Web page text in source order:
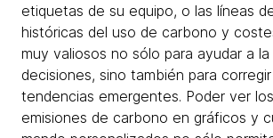
etiquetas de su equipo, o las líneas
históricas del uso de carbono y
muy valiosos no sólo para ayudar a
decisiones, sino también para
tendencias emergentes. Poder ver
emisiones de carbono en gráficos y